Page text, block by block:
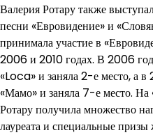
Валерия Ротару также
песни «Евровидение» и
принимала участие в
2006 и 2010 годах. В 2006
«Loca» и заняла 2-е место, а
«Мамо» и заняла 7-е место. На
Ротару получила множество
лауреата и специальные